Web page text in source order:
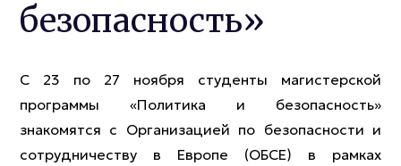
безопасность»
С 23 по 27 ноября студенты магистерской
программы «Политика и безопасность»
знакомятся с Организацией по безопасности и
сотрудничеству в Европе (ОБСЕ) в рамках